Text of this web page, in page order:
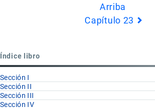
22.09
Arriba
Capítulo 23
Índice libro
Sección I
Sección II
Sección III
Sección IV